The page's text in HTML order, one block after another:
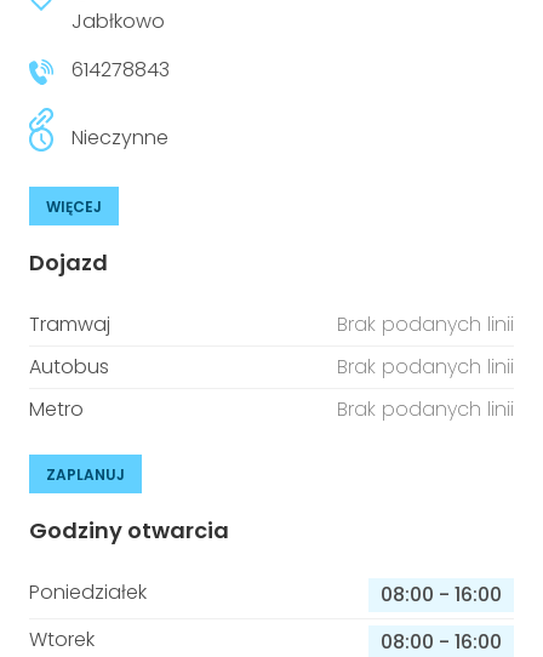
niepełnosprawnościami
Prawo
Prawa osób z niepełnosprawnościami
Aktualności
Urządzenia IoT
Jabłkowo
614278843
Nieczynne
WIĘCEJ
Dojazd
Tramwaj
Brak podanych linii
Autobus
Brak podanych linii
Metro
Brak podanych linii
ZAPLANUJ
Godziny otwarcia
Poniedziałek 08:00 - 16:00
Wtorek
08:00 - 16:00